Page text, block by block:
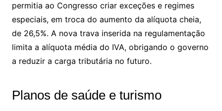
permitia ao Congresso criar exceções e regimes
especiais, em troca do aumento da alíquota cheia,
de 26,5%. A nova trava inserida na regulamentação
limita a alíquota média do IVA, obrigando o governo
a reduzir a carga tributária no futuro.
Planos de saúde e turismo